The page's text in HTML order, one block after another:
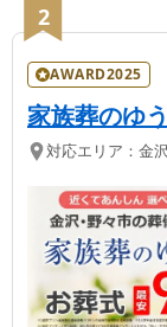
2
AWARD2025
家族葬のゆ
対応エリア： 金